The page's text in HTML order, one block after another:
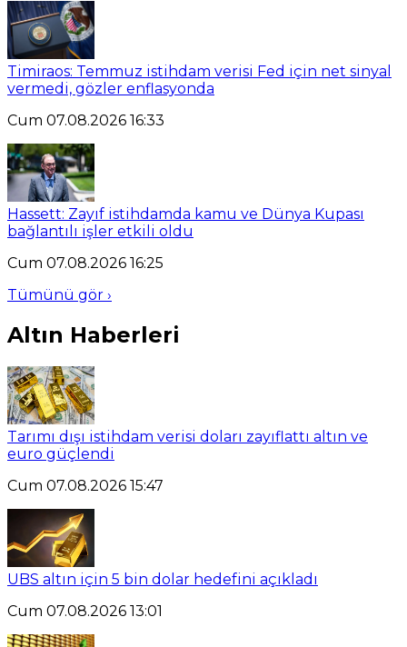
Timiraos: Temmuz istihdam verisi Fed için net sinyal
vermedi, gözler enflasyonda
Cum 07.08.2026 16:33
Hassett: Zayıf istihdamda kamu ve Dünya Kupası
bağlantılı işler etkili oldu
Cum 07.08.2026 16:25
Tümünü gör ›
Altın Haberleri
Tarımı dışı istihdam verisi doları zayıflattı altın ve
euro güçlendi
Cum 07.08.2026 15:47
UBS altın için 5 bin dolar hedefini açıkladı
Cum 07.08.2026 13:01